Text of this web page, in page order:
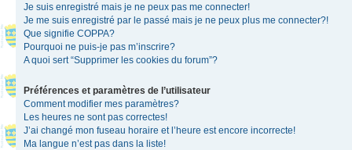
Je suis enregistré mais je ne peux pas me connecter!
Je me suis enregistré par le passé mais je ne peux plus me connecter?!
Que signifie COPPA?
Pourquoi ne puis-je pas m’inscrire?
A quoi sert “Supprimer les cookies du forum”?
Préférences et paramètres de l’utilisateur
Comment modifier mes paramètres?
Les heures ne sont pas correctes!
J’ai changé mon fuseau horaire et l’heure est encore incorrecte!
Ma langue n’est pas dans la liste!